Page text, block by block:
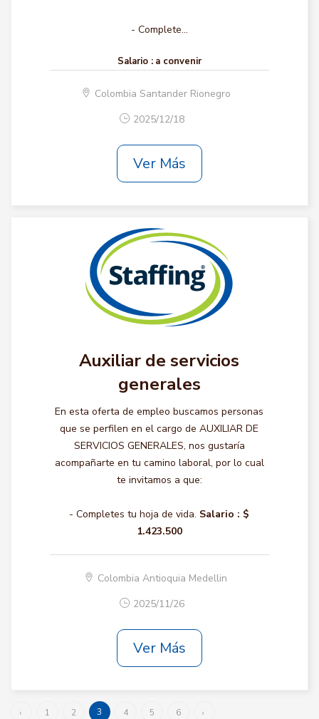
- Complete...
Salario : a convenir
Colombia Santander Rionegro
2025/12/18
Ver Más
Auxiliar de servicios
generales
En esta oferta de empleo buscamos personas
que se perfilen en el cargo de AUXILIAR DE
SERVICIOS GENERALES, nos gustaría
acompañarte en tu camino laboral, por lo cual
te invitamos a que:
- Completes tu hoja de vida. Salario : $
1.423.500
Colombia Antioquia Medellin
2025/11/26
Ver Más
‹ 1 2 3 4 5 6 ›